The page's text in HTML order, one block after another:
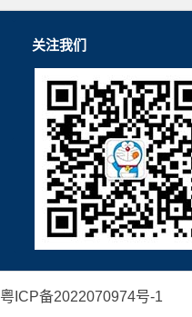
关注我们
粤ICP备2022070974号-1